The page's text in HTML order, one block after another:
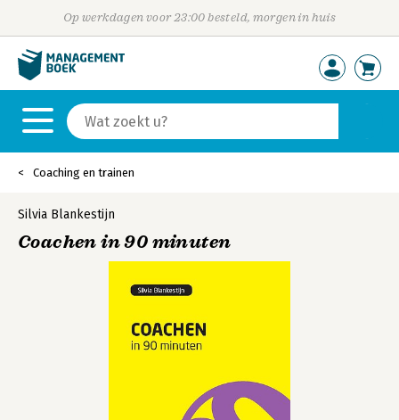
Op werkdagen voor 23:00 besteld, morgen in huis
Coaching en trainen
Silvia Blankestijn
Coachen in 90 minuten